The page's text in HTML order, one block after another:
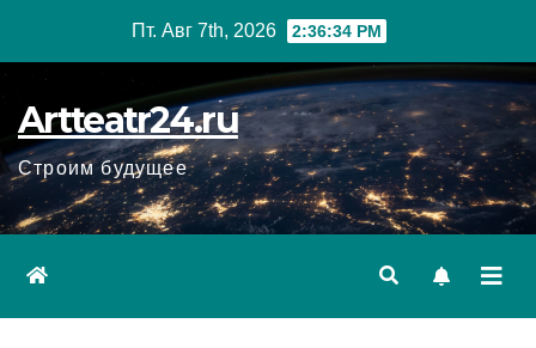
Пт. Авг 7th, 2026 2:36:36 PM
Artteatr24.ru
Строим будущее